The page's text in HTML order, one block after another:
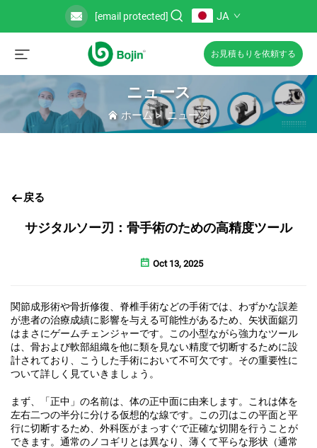
[email protected] JA
お見積もりを依頼する
ニュース
ホーム>ニュース
戻る
サジタルソー刃：骨手術のための高精度ツール
Oct 13, 2025
関節成形術や骨折修復、脊椎手術などの手術では、わずかな誤差
が患者の治療成績に影響を与える可能性があるため、矢状面鋸刃
はまさにゲームチェンジャーです。この小型ながら強力なツール
は、骨および軟部組織を他に類を見ない精度で切断するために設
計されており、こうした手術において不可欠です。その重要性に
ついて詳しく見ていきましょう。
まず、「正中」の名前は、体の正中面に由来します。これは体を
左右二つの半分に分ける仮想的な線です。この刃はこの平面と平
行に切断するため、外科医がまっすぐで正確な切開を行うことが
できます。通常のノコギリとは異なり、薄くて平らな形状（通常